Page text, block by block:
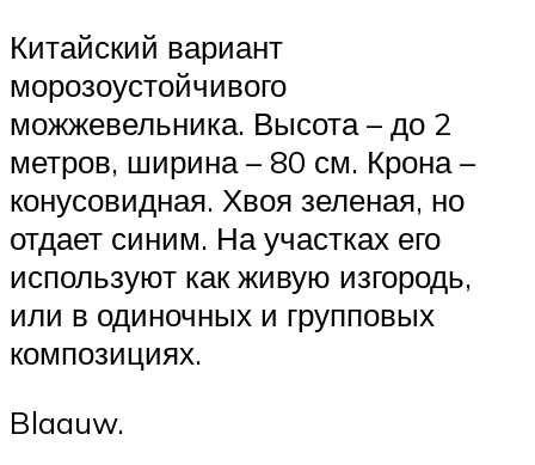
Китайский вариант
морозоустойчивого
можжевельника. Высота – до 2
метров, ширина – 80 см. Крона –
конусовидная. Хвоя зеленая, но
отдает синим. На участках его
используют как живую изгородь,
или в одиночных и групповых
композициях.
Blaauw.